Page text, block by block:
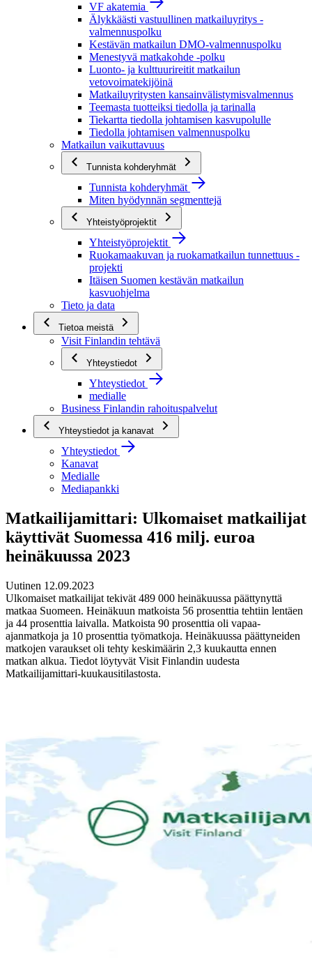
VF akatemia
Älykkäästi vastuullinen matkailuyritys -
valmennuspolku
Kestävän matkailun DMO-valmennuspolku
Menestyvä matkakohde -polku
Luonto- ja kulttuurireitit matkailun
vetovoimatekijöinä
Matkailuyritysten kansainvälistymisvalmennus
Teemasta tuotteiksi tiedolla ja tarinalla
Tiekartta tiedolla johtamisen kasvupolulle
Tiedolla johtamisen valmennuspolku
Matkailun vaikuttavuus
Tunnista kohderyhmät
Tunnista kohderyhmät
Miten hyödynnän segmenttejä
Yhteistyöprojektit
Yhteistyöprojektit
Ruokamaakuvan ja ruokamatkailun tunnettuus -
projekti
Itäisen Suomen kestävän matkailun
kasvuohjelma
Tieto ja data
Tietoa meistä
Visit Finlandin tehtävä
Yhteystiedot
Yhteystiedot
medialle
Business Finlandin rahoituspalvelut
Yhteystiedot ja kanavat
Yhteystiedot
Kanavat
Medialle
Mediapankki
Matkailijamittari: Ulkomaiset matkailijat
käyttivät Suomessa 416 milj. euroa
heinäkuussa 2023
Uutinen 12.09.2023
Ulkomaiset matkailijat tekivät 489 000 heinäkuussa päättynyttä
matkaa Suomeen. Heinäkuun matkoista 56 prosenttia tehtiin lentäen
ja 44 prosenttia laivalla. Matkoista 90 prosenttia oli vapaa-
ajanmatkoja ja 10 prosenttia työmatkoja. Heinäkuussa päättyneiden
matkojen varaukset oli tehty keskimäärin 2,3 kuukautta ennen
matkan alkua. Tiedot löytyvät Visit Finlandin uudesta
Matkailijamittari-kuukausitilastosta.